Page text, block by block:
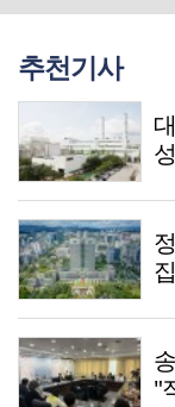
추천기사
"